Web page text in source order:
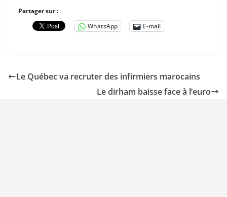
Partager sur :
WhatsApp
E-mail
Le Québec va recruter des infirmiers marocains
Le dirham baisse face à l’euro